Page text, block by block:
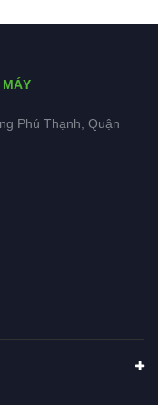
MÁY
Phú Thạnh, Quận